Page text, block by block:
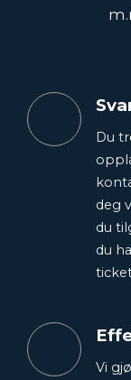
Du
deg
du
du
Vi